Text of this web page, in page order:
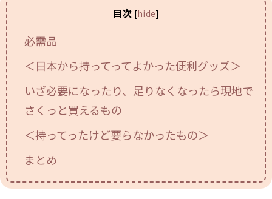
目次 [hide]
必需品
＜日本から持ってってよかった便利グッズ＞
いざ必要になったり、足りなくなったら現地で
さくっと買えるもの
＜持ってったけど要らなかったもの＞
まとめ
ホテル予約サイト
もっと楽しく！
もっとお得に！
中国生活ガイド
VPN（姉妹サイトへ）
中国の習慣